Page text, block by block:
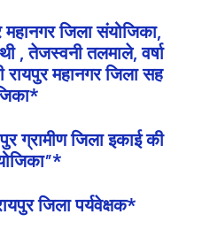
महानगर जिला संयोजिका,
, तेजस्वनी तलमाले, वर्षा
रायपुर महानगर जिला सह
ग्रामीण जिला इकाई की
जिला पर्यवेक्षक*